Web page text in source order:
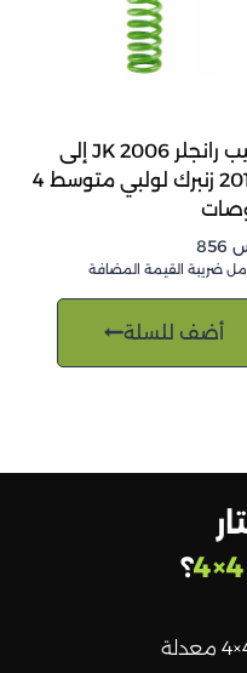
جيب رانجلر JK 2006 إلى
2017 زنبرك لولبي متوسط 4
ضريبة القيمة المضافة
أضف للسلة
؟